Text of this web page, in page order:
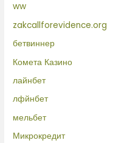
ww
zakcallforevidence.org
бетвиннер
Комета Казино
лайнбет
лфйнбет
мельбет
Микрокредит